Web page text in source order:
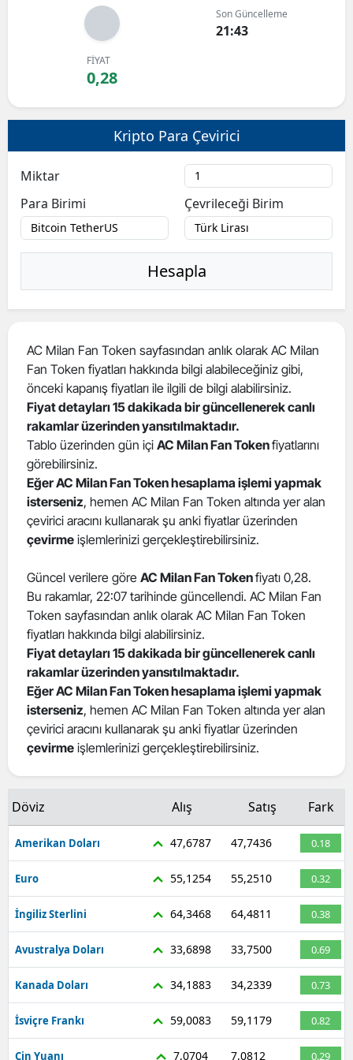
Bilecik
Burdur
Bursa
Çanakkale
Çankırı
Çorum
Denizli
Edirne
Elazığ
Erzincan
Eskişehir
Gaziantep
Gümüşhane
Hakkari
Hatay
Isparta
Mersin
İstanbul
Kars
Kastamonu
Kırklareli
Kırşehir
Kocaeli
Konya
Kütahya
Son Güncelleme
21:43
FİYAT
0,28
Kripto Para Çevirici
Miktar
Para Birimi
Çevrileceği Birim
Hesapla
AC Milan Fan Token sayfasından anlık olarak AC Milan
Fan Token fiyatları hakkında bilgi alabileceğiniz gibi,
önceki kapanış fiyatları ile ilgili de bilgi alabilirsiniz.
Fiyat detayları 15 dakikada bir güncellenerek canlı
rakamlar üzerinden yansıtılmaktadır.
Tablo üzerinden gün içi AC Milan Fan Tokenfiyatlarını
görebilirsiniz.
Eğer AC Milan Fan Token hesaplama işlemi yapmak
isterseniz, hemen AC Milan Fan Token altında yer alan
çevirici aracını kullanarak şu anki fiyatlar üzerinden
çevirme işlemlerinizi gerçekleştirebilirsiniz.
Güncel verilere göre AC Milan Fan Tokenfiyatı 0,28.
Bu rakamlar, 22:07 tarihinde güncellendi. AC Milan Fan
Token sayfasından anlık olarak AC Milan Fan Token
fiyatları hakkında bilgi alabilirsiniz.
Fiyat detayları 15 dakikada bir güncellenerek canlı
rakamlar üzerinden yansıtılmaktadır.
Eğer AC Milan Fan Token hesaplama işlemi yapmak
isterseniz, hemen AC Milan Fan Token altında yer alan
çevirici aracını kullanarak şu anki fiyatlar üzerinden
çevirme işlemlerinizi gerçekleştirebilirsiniz.
Döviz Alış Satış Fark
Amerikan Doları 47,6787 47,7436 0.18
Euro 55,1254 55,2510 0.32
İngiliz Sterlini 64,3468 64,4811 0.38
Avustralya Doları 33,6898 33,7500 0.69
Kanada Doları 34,1883 34,2339 0.73
İsviçre Frankı 59,0083 59,1179 0.82
Çin Yuanı 7,0704 7,0812 0.29